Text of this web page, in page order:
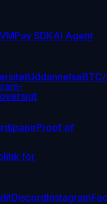
Pay SDKAI Agent
Uddannelse
Proof of
for
DiscordInstagram